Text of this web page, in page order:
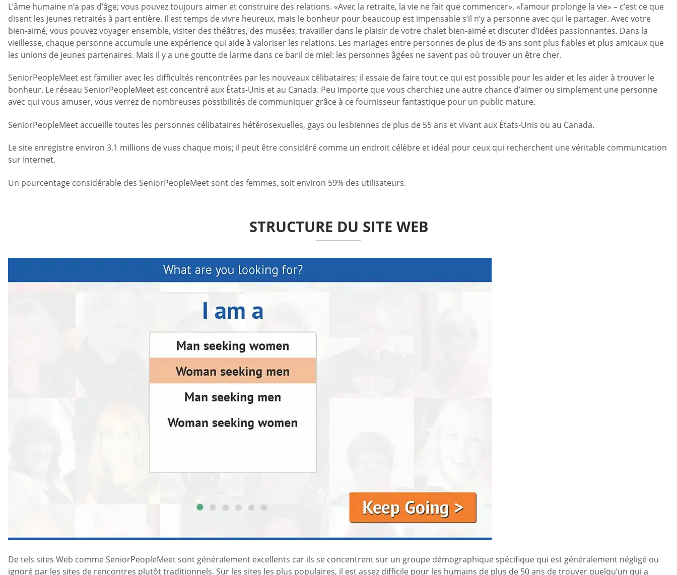
L’âme humaine n’a pas d’âge; vous pouvez toujours aimer et construire des relations. «Avec la retraite, la vie ne fait que commencer», «l’amour prolonge la vie» – c’est ce que
disent les jeunes retraités à part entière. Il est temps de vivre heureux, mais le bonheur pour beaucoup est impensable s’il n’y a personne avec qui le partager. Avec votre
bien-aimé, vous pouvez voyager ensemble, visiter des théâtres, des musées, travailler dans le plaisir de votre chalet bien-aimé et discuter d’idées passionnantes. Dans la
vieillesse, chaque personne accumule une expérience qui aide à valoriser les relations. Les mariages entre personnes de plus de 45 ans sont plus fiables et plus amicaux que
les unions de jeunes partenaires. Mais il y a une goutte de larme dans ce baril de miel: les personnes âgées ne savent pas où trouver un être cher.
SeniorPeopleMeet est familier avec les difficultés rencontrées par les nouveaux célibataires; il essaie de faire tout ce qui est possible pour les aider et les aider à trouver le
bonheur. Le réseau SeniorPeopleMeet est concentré aux États-Unis et au Canada. Peu importe que vous cherchiez une autre chance d’aimer ou simplement une personne
avec qui vous amuser, vous verrez de nombreuses possibilités de communiquer grâce à ce fournisseur fantastique pour un public mature.
SeniorPeopleMeet accueille toutes les personnes célibataires hétérosexuelles, gays ou lesbiennes de plus de 55 ans et vivant aux États-Unis ou au Canada.
Le site enregistre environ 3,1 millions de vues chaque mois; il peut être considéré comme un endroit célèbre et idéal pour ceux qui recherchent une véritable communication
sur Internet.
Un pourcentage considérable des SeniorPeopleMeet sont des femmes, soit environ 59% des utilisateurs.
STRUCTURE DU SITE WEB
De tels sites Web comme SeniorPeopleMeet sont généralement excellents car ils se concentrent sur un groupe démographique spécifique qui est généralement négligé ou
ignoré par les sites de rencontres plutôt traditionnels. Sur les sites les plus populaires, il est assez difficile pour les humains de plus de 50 ans de trouver quelqu’un qui a